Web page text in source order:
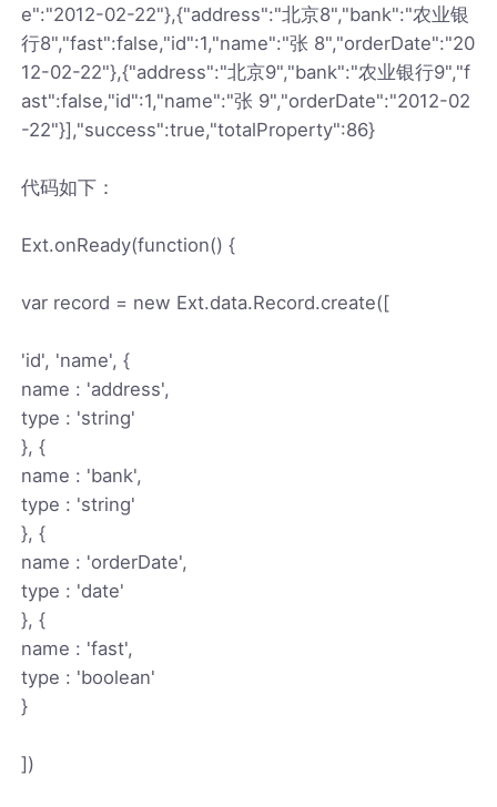
e":"2012-02-22"},{"address":"北京8","bank":"农业银
行8","fast":false,"id":1,"name":"张 8","orderDate":"20
12-02-22"},{"address":"北京9","bank":"农业银行9","f
ast":false,"id":1,"name":"张 9","orderDate":"2012-02
-22"}],"success":true,"totalProperty":86}
代码如下：
Ext.onReady(function() {
var record = new Ext.data.Record.create([
'id', 'name', {
name : 'address',
type : 'string'
}, {
name : 'bank',
type : 'string'
}, {
name : 'orderDate',
type : 'date'
}, {
name : 'fast',
type : 'boolean'
}
])